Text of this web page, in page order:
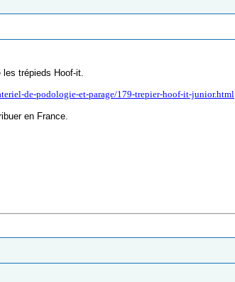
trépieds Hoof-it.
de-podologie-et-parage/179-trepier-hoof-it-junior.html
en France.